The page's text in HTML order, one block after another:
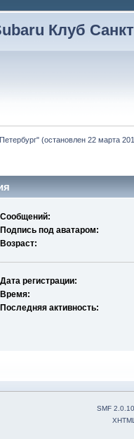
Клуб
(остановлен 22 марта
Сообщений:
Подпись под аватаром:
Возраст:
Дата регистрации:
Время:
Последняя активность:
SMF 2.0.10